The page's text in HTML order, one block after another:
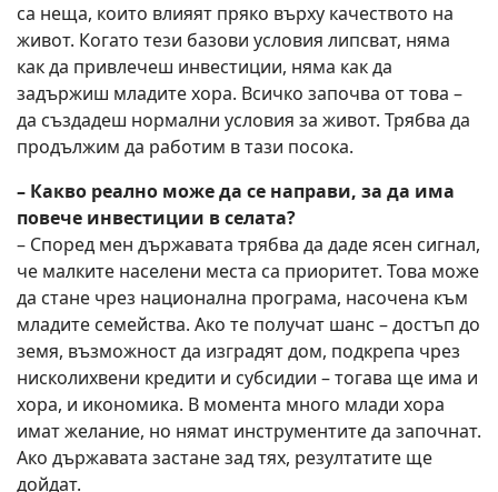
са неща, които влияят пряко върху качеството на
живот. Когато тези базови условия липсват, няма
как да привлечеш инвестиции, няма как да
задържиш младите хора. Всичко започва от това –
да създадеш нормални условия за живот. Трябва да
продължим да работим в тази посока.
– Какво реално може да се направи, за да има
повече инвестиции в селата?
– Според мен държавата трябва да даде ясен сигнал,
че малките населени места са приоритет. Това може
да стане чрез национална програма, насочена към
младите семейства. Ако те получат шанс – достъп до
земя, възможност да изградят дом, подкрепа чрез
нисколихвени кредити и субсидии – тогава ще има и
хора, и икономика. В момента много млади хора
имат желание, но нямат инструментите да започнат.
Ако държавата застане зад тях, резултатите ще
дойдат.